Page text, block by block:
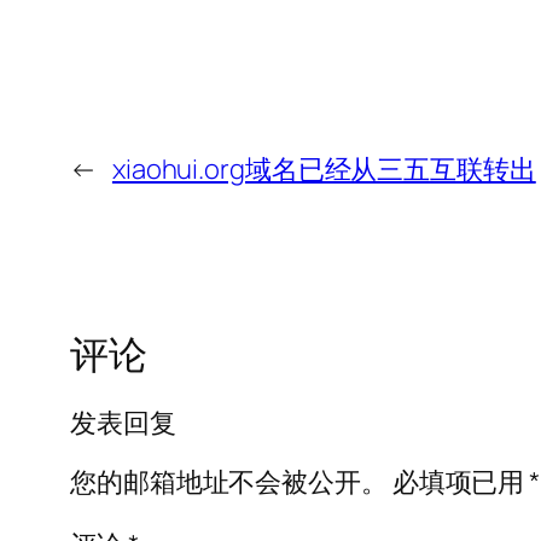
← xiaohui.org域名已经从三五互联转出
评论
发表回复
您的邮箱地址不会被公开。
必填项已用*